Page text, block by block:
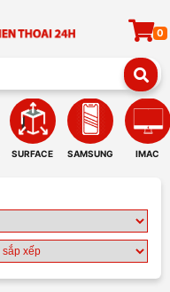
0
SURFACE SAMSUNG IMAC